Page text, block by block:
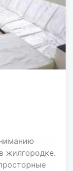
жилгородке.